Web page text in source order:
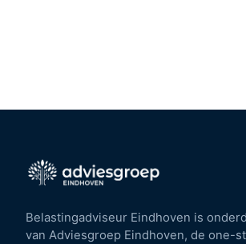
Belastingadviseur Eindhoven is
van Adviesgroep Eindhoven, de one-